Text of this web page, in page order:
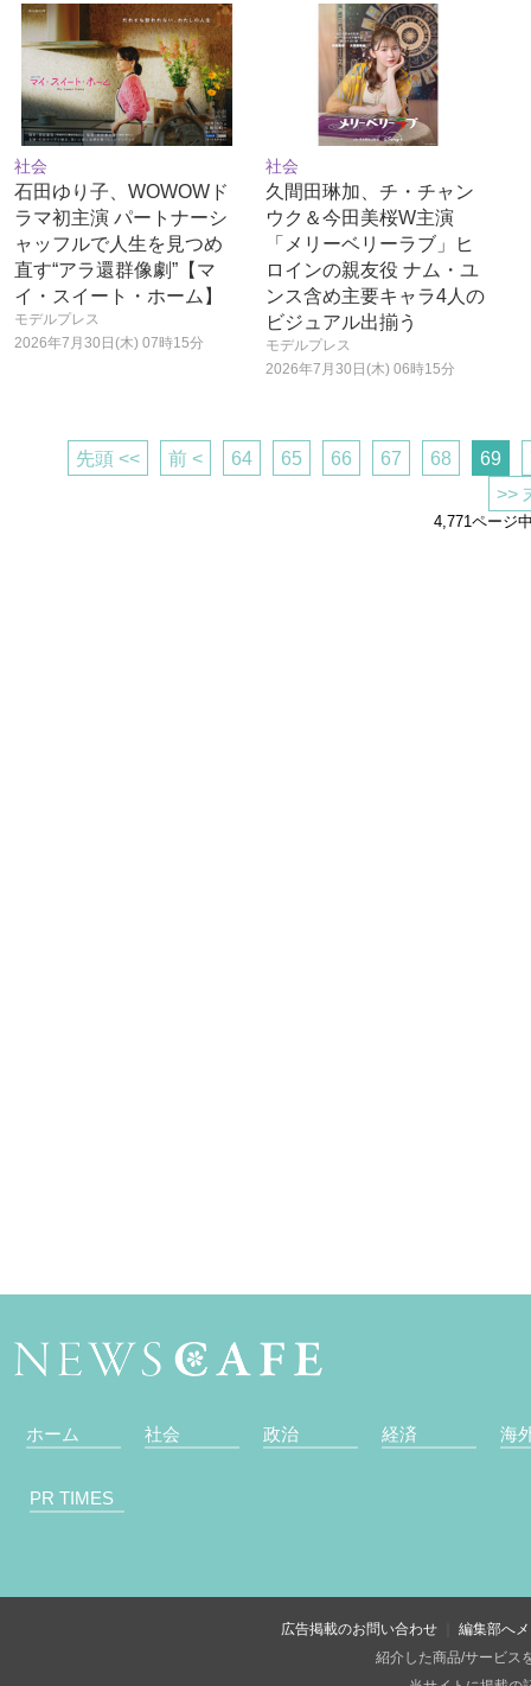
社会
石田ゆり子、WOWOWド
ラマ初主演 パートナーシ
ャッフルで人生を見つめ
直す“アラ還群像劇”【マ
イ・スイート・ホーム】
モデルプレス
2026年7月30日(木) 07時15分
社会
久間田琳加、チ・チャン
ウク＆今田美桜W主演
「メリーベリーラブ」ヒ
ロインの親友役 ナム・ユ
ンス含め主要キャラ4人の
ビジュアル出揃う
モデルプレス
2026年7月30日(木) 06時15分
先頭 << 前 < 64 65 66 67 68 69
>>
4,771ページ
ホーム 社会 政治 経済 海
PR TIMES
広告掲載のお問い合わせ
編集部へ
紹介した商品/サービス